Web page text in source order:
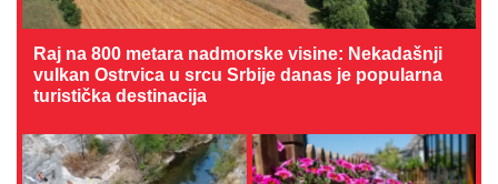
Raj na 800 metara nadmorske visine: Nekadašnji
vulkan Ostrvica u srcu Srbije danas je popularna
turistička destinacija